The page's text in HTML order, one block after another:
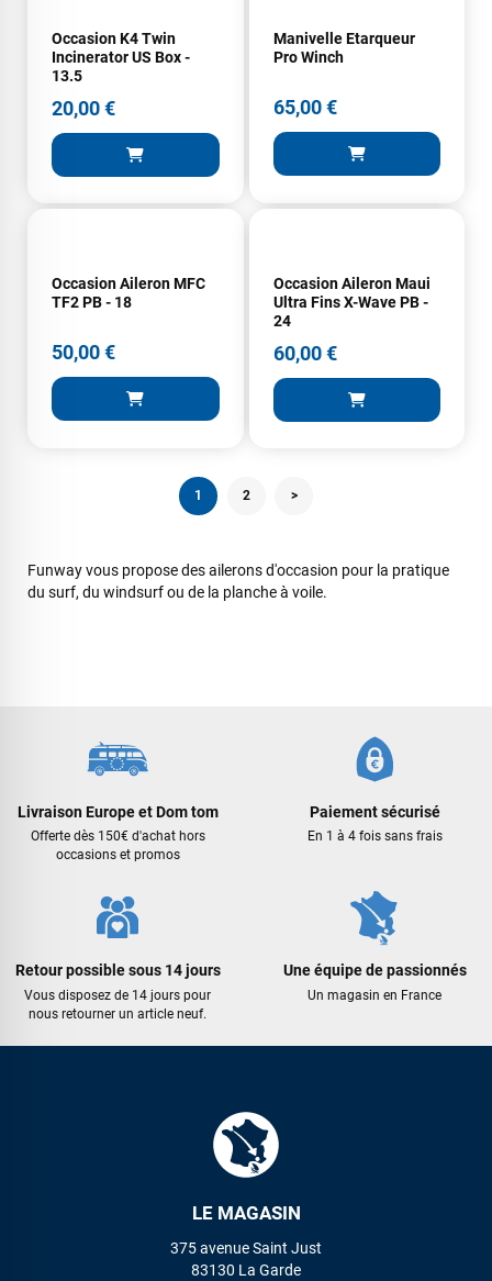
Occasion K4 Twin
Incinerator US Box -
13.5
20,00 €
Manivelle Etarqueur
Pro Winch
65,00 €
Occasion Aileron MFC
TF2 PB - 18
50,00 €
Occasion Aileron Maui
Ultra Fins X-Wave PB -
24
60,00 €
1 2 >
Funway vous propose des ailerons d'occasion pour la pratique
du surf, du windsurf ou de la planche à voile.
Livraison Europe et Dom tom
Offerte dès 150€ d'achat hors
occasions et promos
Paiement sécurisé
En 1 à 4 fois sans frais
Retour possible sous 14 jours
Vous disposez de 14 jours pour
nous retourner un article neuf.
Une équipe de passionnés
Un magasin en France
LE MAGASIN
375 avenue Saint Just
83130 La Garde
L'envoi a été rapide. La voile est arrivée en super état.
Mauruuru roa.
VOIR TOUS LES AVIS
LAISSER UN AVIS